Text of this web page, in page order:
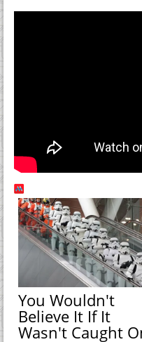
You Wouldn't
Believe It If It
Wasn't Caught